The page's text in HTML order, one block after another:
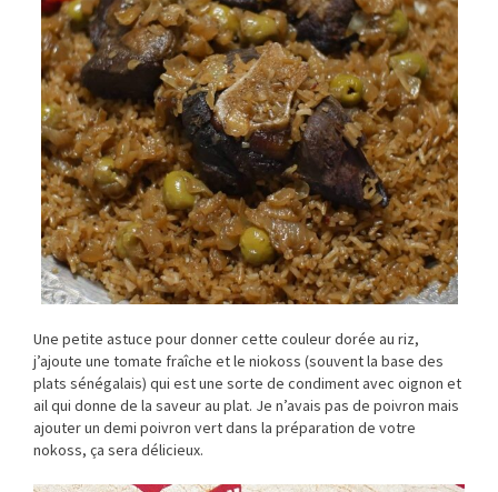
Une petite astuce pour donner cette couleur dorée au riz,
j’ajoute une tomate fraîche et le niokoss (souvent la base des
plats sénégalais) qui est une sorte de condiment avec oignon et
ail qui donne de la saveur au plat. Je n’avais pas de poivron mais
ajouter un demi poivron vert dans la préparation de votre
nokoss, ça sera délicieux.